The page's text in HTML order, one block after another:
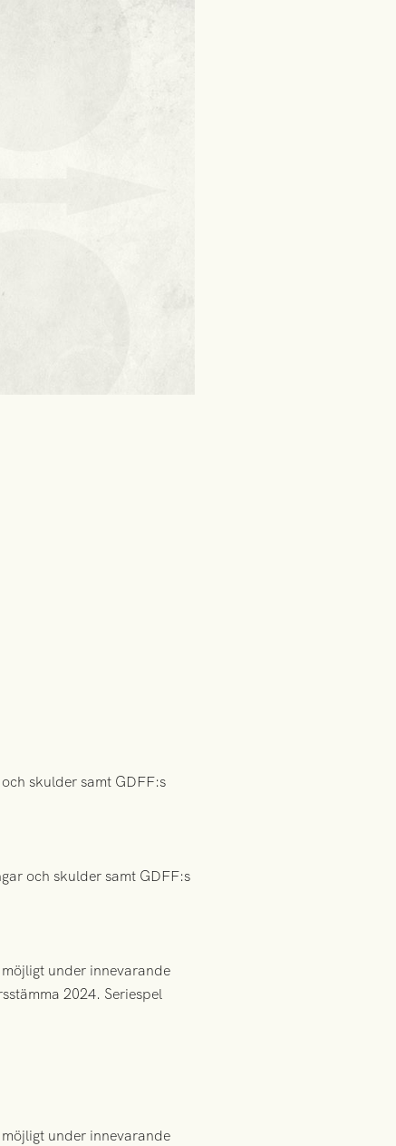
skulder samt GDFF:s
och skulder samt GDFF:s
under innevarande
2024. Seriespel
under innevarande